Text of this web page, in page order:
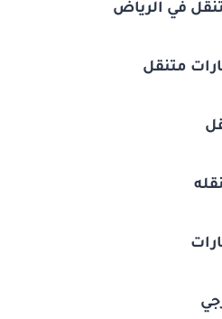
في الرياض
متنقل